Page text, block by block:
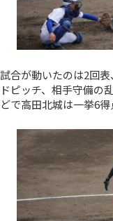
試合が動いたのは2回
ドピッチ、相手守備の
どで高田北城は一挙6得